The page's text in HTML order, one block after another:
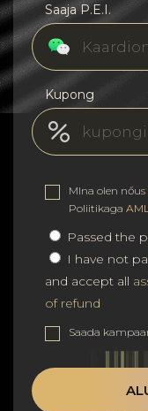
Saaja P.E.I.
Kupong
MIna olen nőus
Poliitikaga
Passed the
I have not
and accept all
of refund
Saada